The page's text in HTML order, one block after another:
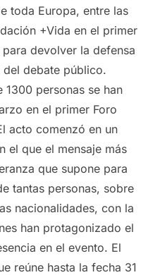
toda Europa, entre las
+Vida en el primer
devolver la defensa
debate público.
1300 personas se han
en el primer Foro
acto comenzó en un
el que el mensaje más
que supone para
tantas personas, sobre
nacionalidades, con la
han protagonizado el
en el evento. El
reúne hasta la fecha 31